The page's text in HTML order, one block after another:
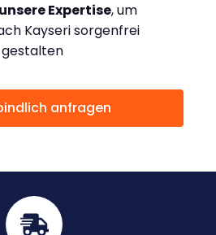
unsere Expertise, um
Kayseri sorgenfrei
gestalten
anfragen